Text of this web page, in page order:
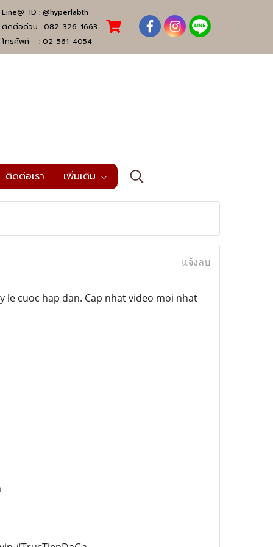
Line@ ID : @hyperlabth
ติดต่อด่วน : 082-326-1663
โทรศัพท์ : 02-561-4054
ติดต่อเรา เพิ่มเติม
แจ้งลบ
le cuoc hap dan. Cap nhat video moi nhat